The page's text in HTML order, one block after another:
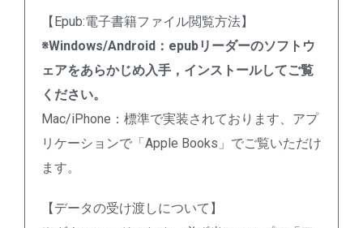
【Epub:電子書籍ファイル閲覧方法】
※Windows/Android：epubリーダーのソフトウ
ェアをあらかじめ入手，インストールしてご覧
ください。
Mac/iPhone：標準で実装されております、アプ
リケーションで「Apple Books」でご覧いただけ
ます。
【データの受け渡しについて】